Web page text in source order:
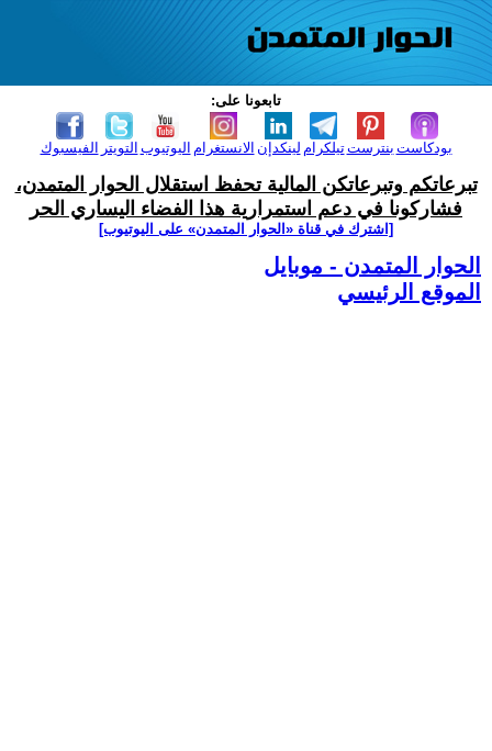
تابعونا على:
الفيسبوك التويتر اليوتيوب الانستغرام لينكدإن تيلكرامبنترست بودكاست
تبرعاتكم وتبرعاتكن المالية تحفظ استقلال الحوار المتمدن،
فشاركونا في دعم استمرارية هذا الفضاء اليساري الحر
[اشترك في قناة ‫«الحوار المتمدن» على اليوتيوب]
الحوار المتمدن - موبايل
الموقع الرئيسي